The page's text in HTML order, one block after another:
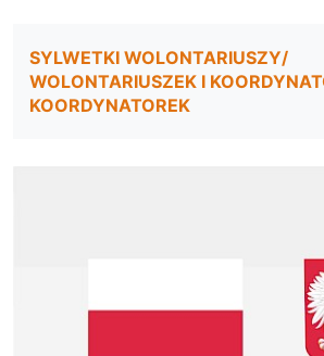
SYLWETKI WOLONTARIUSZY/
WOLONTARIUSZEK I
KOORDYNATOREK